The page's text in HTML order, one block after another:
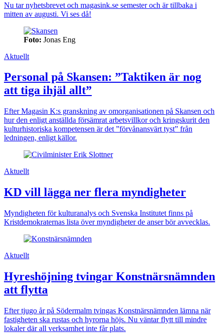
Nu tar nyhetsbrevet och magasink.se semester och är tillbaka i
mitten av augusti. Vi ses då!
Foto: Jonas Eng
Aktuellt
Personal på Skansen: ”Taktiken är nog
att tiga ihjäl allt”
Efter Magasin K:s granskning av omorganisationen på Skansen och
hur den enligt anställda försämrat arbetsvillkor och kringskurit den
kulturhistoriska kompetensen är det ”förvånansvärt tyst” från
ledningen, enligt källor.
Aktuellt
KD vill lägga ner flera myndigheter
Myndigheten för kulturanalys och Svenska Institutet finns på
Kristdemokraternas lista över myndigheter de anser bör avvecklas.
Aktuellt
Hyreshöjning tvingar Konstnärsnämnden
att flytta
Efter tjugo år på Södermalm tvingas Konstnärsnämnden lämna när
fastigheten ska rustas och hyrorna höjs. Nu väntar flytt till mindre
lokaler där all verksamhet inte får plats.